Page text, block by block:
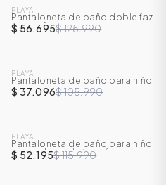
-55%
PLAYA
Pantaloneta de baño doble faz
para niño
$ 56.695$ 125.990
-65%
PLAYA
Pantaloneta de baño para niño
$ 37.096$ 105.990
-55%
PLAYA
Pantaloneta de baño para niño
con bolsillo de tiburón
$ 52.195$ 115.990